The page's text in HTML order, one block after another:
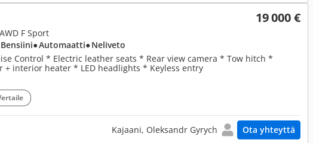
19 000 €
F Sport
Bensiini● Automaatti● Neliveto
Control * Electric leather seats * Rear view camera * Tow hitch *
+ interior heater * LED headlights * Keyless entry
Kajaani, Oleksandr Gyrych Ota yhteyttä